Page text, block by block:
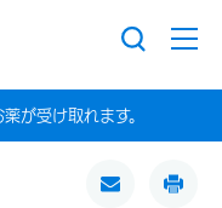
が受け取れます。